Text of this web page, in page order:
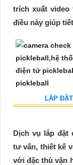
trích xuất video
điều này giúp
LẮP
Dịch vụ lắp đặt
tư vấn, thiết kế
với đặc thù vận